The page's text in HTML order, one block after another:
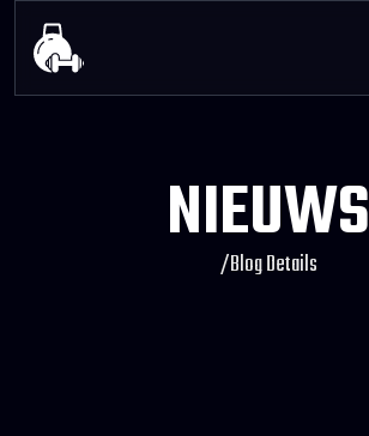
NIEUWS
/Blog Details